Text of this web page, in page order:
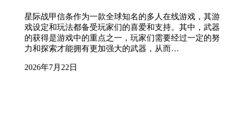
星际战甲信条作为一款全球知名的多人在线游戏，其游
戏设定和玩法都备受玩家们的喜爱和支持。其中，武器
的获得是游戏中的重点之一，玩家们需要经过一定的努
力和探索才能拥有更加强大的武器，从而…
2026年7月22日